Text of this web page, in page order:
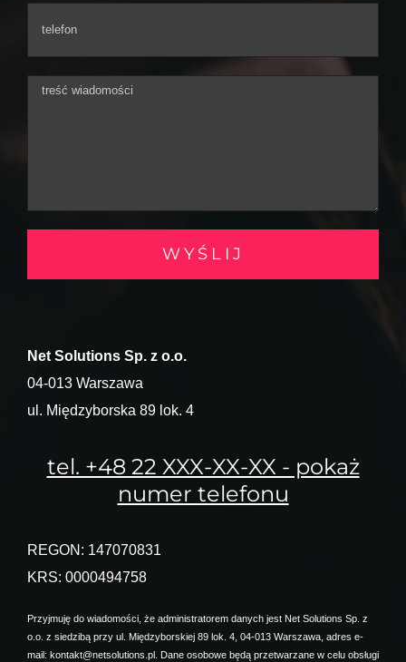
Net Solutions Sp. z o.o.
04-013 Warszawa
ul. Międzyborska 89 lok. 4
tel. +48 22 XXX-XX-XX - pokaż
numer telefonu
REGON: 147070831
KRS: 0000494758
Przyjmuję do wiadomości, że administratorem danych jest Net Solutions Sp. z
o.o. z siedzibą przy ul. Międzyborskiej 89 lok. 4, 04-013 Warszawa, adres e-
mail: kontakt@netsolutions.pl. Dane osobowe będą przetwarzane w celu obsługi